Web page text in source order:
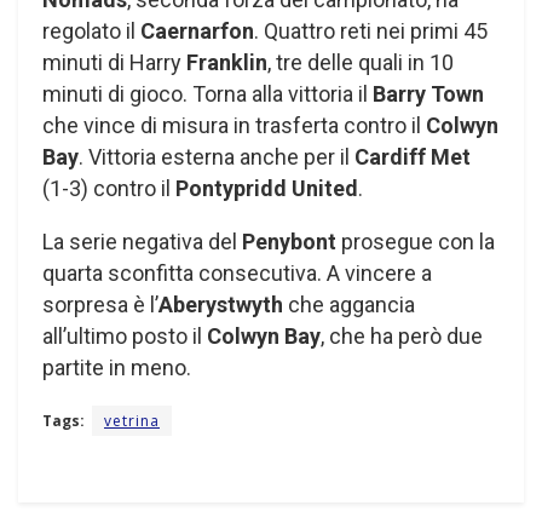
regolato il Caernarfon. Quattro reti nei primi 45
minuti di Harry Franklin, tre delle quali in 10
minuti di gioco. Torna alla vittoria il Barry Town
che vince di misura in trasferta contro il Colwyn
Bay. Vittoria esterna anche per il Cardiff Met
(1-3) contro il Pontypridd United.
La serie negativa del Penybont prosegue con la
quarta sconfitta consecutiva. A vincere a
sorpresa è l’Aberystwyth che aggancia
all’ultimo posto il Colwyn Bay, che ha però due
partite in meno.
Tags: vetrina